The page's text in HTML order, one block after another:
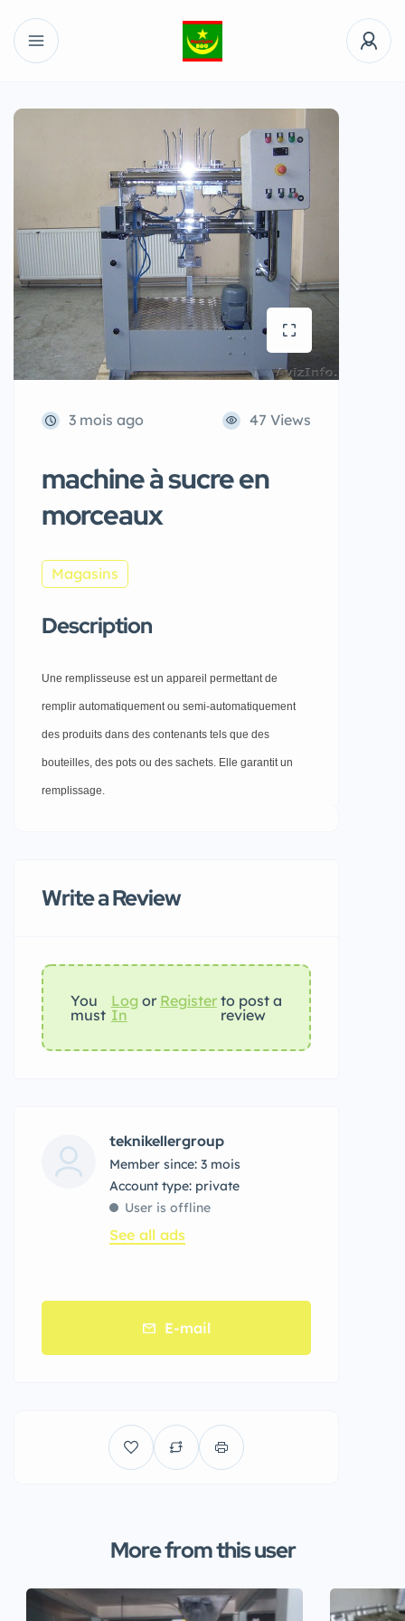
3 mois ago 47 Views
machine à sucre en
morceaux
Magasins
Description
Une remplisseuse est un appareil permettant de
remplir automatiquement ou semi-automatiquement
des produits dans des contenants tels que des
bouteilles, des pots ou des sachets. Elle garantit un
remplissage.
Write a Review
You
must
Log
In
or Register to post a
review
teknikellergroup
Member since: 3 mois
account type: private
User is offline
See all ads
E-mail
More from this user